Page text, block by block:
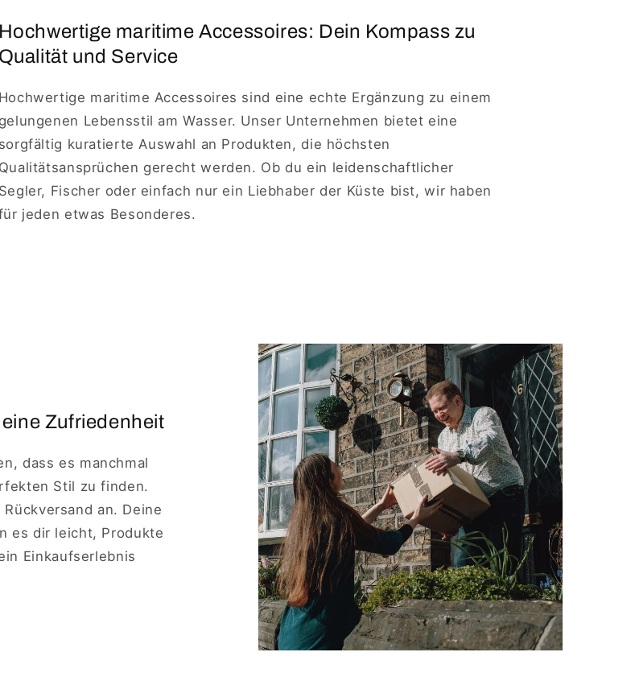
Hochwertige maritime Accessoires: Dein Kompass zu
Qualität und Service
Hochwertige maritime Accessoires sind eine echte Ergänzung zu einem
gelungenen Lebensstil am Wasser. Unser Unternehmen bietet eine
sorgfältig kuratierte Auswahl an Produkten, die höchsten
Qualitätsansprüchen gerecht werden. Ob du ein leidenschaftlicher
Segler, Fischer oder einfach nur ein Liebhaber der Küste bist, wir haben
jeden etwas Besonderes.
Zufriedenheit
dass es manchmal
Stil zu finden.
an. Deine
es dir leicht, Produkte
Einkaufserlebnis